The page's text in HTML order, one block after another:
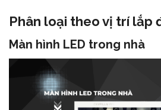
Phân loại theo vị trí lắp
Màn hình LED trong nhà